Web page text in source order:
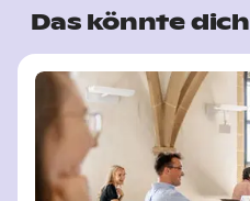
Das könnte